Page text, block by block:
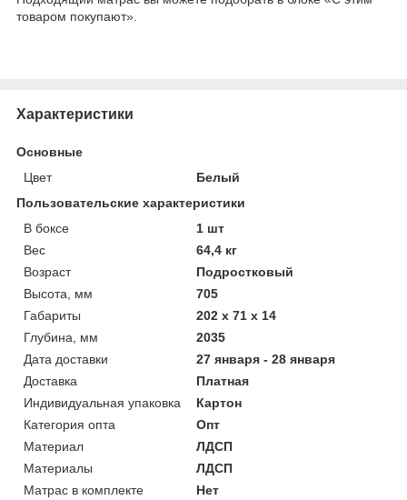
товаром покупают».
Характеристики
Основные
Цвет
Белый
Пользовательские характеристики
В боксе
1 шт
Вес
64,4 кг
Возраст
Подростковый
Высота, мм
705
Габариты
202 x 71 x 14
Глубина, мм
2035
Дата доставки
27 января - 28 января
Доставка
Платная
Индивидуальная упаковка
Картон
Категория опта
Опт
Материал
ЛДСП
Материалы
ЛДСП
Матрас в комплекте
Нет